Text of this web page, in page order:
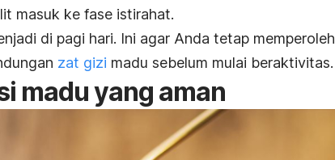
masuk ke fase istirahat.
di pagi hari. Ini agar Anda tetap memperoleh
zat gizi madu sebelum mulai beraktivitas.
madu yang aman